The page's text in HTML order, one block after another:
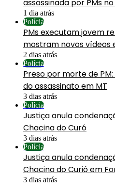
assassinada por PMs no
1 dia atrás
Polícia
PMs executam jovem
mostram novos vídeos
2 dias atrás
Polícia
Preso por morte de
do assassinato em MT
3 dias atrás
Polícia
Justiça anula
Chacina do Curó
3 dias atrás
Polícia
Justiça anula
Chacina do Curió em
3 dias atrás